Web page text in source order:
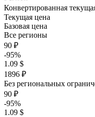
Конвертированная
Текущая цена
Базовая цена
Все регионы
90 ₽
-95%
1.09 $
1896 ₽
Без региональных
90 ₽
-95%
1.09 $